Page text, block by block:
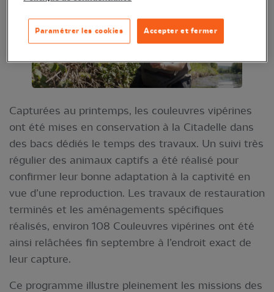
Capturées au printemps, les couleuvres vipérines
ont été mises en conservation à la Citadelle dans
des bacs dédiés le temps des travaux. Un suivi très
régulier des animaux captifs a été réalisé pour
confirmer leur bonne adaptation à la captivité en
vue d’une reproduction. Les travaux de restauration
terminés et les aménagements spécifiques
réalisés, environ 108 Couleuvres vipérines ont été
ainsi relâchées fin septembre à l’endroit exact de
leur capture.
Ce programme illustre pleinement les missions des
Accepter et fermer
Paramétrer les cookies